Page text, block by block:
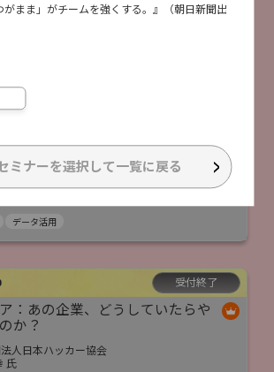
ーツ株式会社
データ活用
受付終了
：あの企業、どうしていたらや
か？
人日本ハッカー協会
氏
がまま」がチームを強くする。』（朝日新聞出
ミナーを選択して一覧に戻る